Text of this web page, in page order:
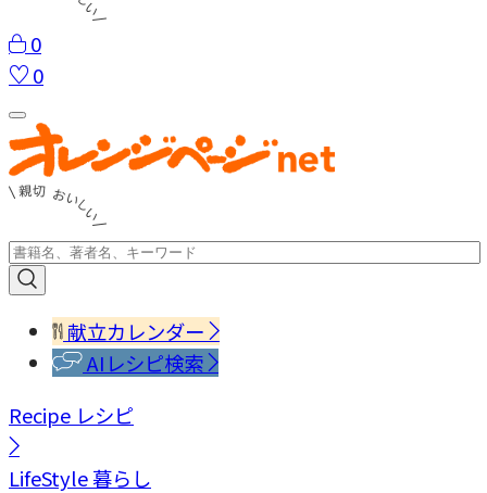
0
0
献立カレンダー
AIレシピ検索
Recipe レシピ
LifeStyle暮らし